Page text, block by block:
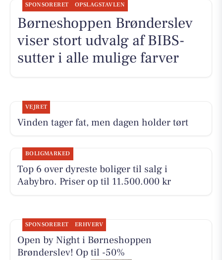
SPONSORERET OPSLAGSTAVLEN
Børneshoppen Brønderslev
viser stort udvalg af BIBS-
sutter i alle mulige farver
VEJRET
Vinden tager fat, men dagen holder tørt
BOLIGMARKED
Top 6 over dyreste boliger til salg i
Aabybro. Priser op til 11.500.000 kr
SPONSORERET ERHVERV
Open by Night i Børneshoppen
Brønderslev! Op til -50%